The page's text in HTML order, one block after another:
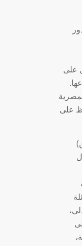
على
على